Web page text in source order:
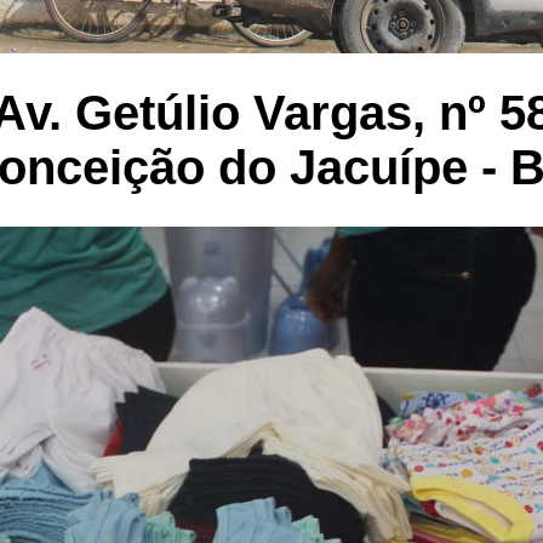
Getúlio Vargas, nº
do Jacuípe -